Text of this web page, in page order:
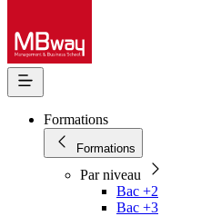
Formations
Formations
Par niveau
Bac +2
Bac +3